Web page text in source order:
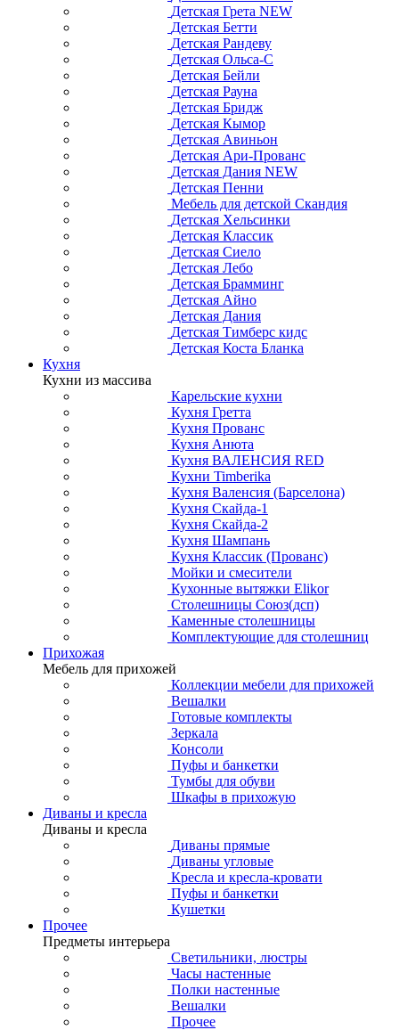
Детская Грета NEW
Детская Бетти
Детская Рандеву
Детская Ольса-С
Детская Бейли
Детская Рауна
Детская Бридж
Детская Кымор
Детская Авиньон
Детская Ари-Прованс
Детская Дания NEW
Детская Пенни
Мебель для детской Скандия
Детская Хельсинки
Детская Классик
Детская Сиело
Детская Лебо
Детская Брамминг
Детская Айно
Детская Дания
Детская Тимберс кидс
Детская Коста Бланка
Кухня
Кухни из массива
Карельские кухни
Кухня Гретта
Кухня Прованс
Кухня Анюта
Кухня ВАЛЕНСИЯ RED
Кухни Timberika
Кухня Валенсия (Барселона)
Кухня Скайда-1
Кухня Скайда-2
Кухня Шампань
Кухня Классик (Прованс)
Мойки и смесители
Кухонные вытяжки Elikor
Столешницы Союз(дсп)
Каменные столешницы
Комплектующие для столешниц
Прихожая
Мебель для прихожей
Коллекции мебели для прихожей
Вешалки
Готовые комплекты
Зеркала
Консоли
Пуфы и банкетки
Тумбы для обуви
Шкафы в прихожую
Диваны и кресла
Диваны и кресла
Диваны прямые
Диваны угловые
Кресла и кресла-кровати
Пуфы и банкетки
Кушетки
Прочее
Предметы интерьера
Светильники, люстры
Часы настенные
Полки настенные
Вешалки
Прочее